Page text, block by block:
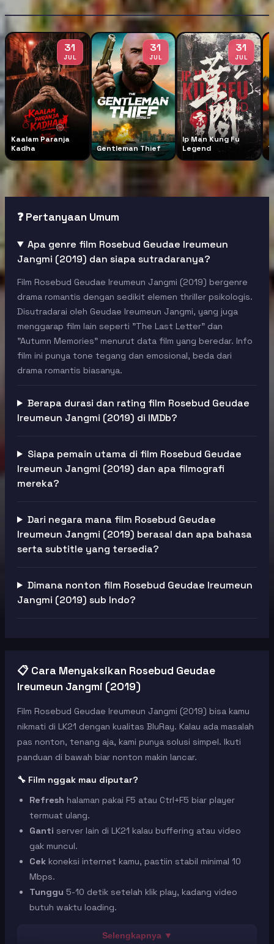
31
JUL
Kaalam Paranja
Kadha
31
JUL
Gentleman Thief
31
JUL
Ip Man Kung Fu
Legend
❓ Pertanyaan Umum
Apa genre film Rosebud Geudae Ireumeun
Jangmi (2019) dan siapa sutradaranya?
Film Rosebud Geudae Ireumeun Jangmi (2019) bergenre
drama romantis dengan sedikit elemen thriller psikologis.
Disutradarai oleh Geudae Ireumeun Jangmi, yang juga
menggarap film lain seperti "The Last Letter" dan
"Autumn Memories" menurut data film yang beredar. Info
film ini punya tone tegang dan emosional, beda dari
drama romantis biasanya.
Berapa durasi dan rating film Rosebud Geudae
Ireumeun Jangmi (2019) di IMDb?
Siapa pemain utama di film Rosebud Geudae
Ireumeun Jangmi (2019) dan apa filmografi
mereka?
Dari negara mana film Rosebud Geudae
Ireumeun Jangmi (2019) berasal dan apa bahasa
serta subtitle yang tersedia?
Dimana nonton film Rosebud Geudae Ireumeun
Jangmi (2019) sub Indo?
📋 Cara Menyaksikan Rosebud Geudae
Ireumeun Jangmi (2019)
Film Rosebud Geudae Ireumeun Jangmi (2019) bisa kamu
nikmati di LK21 dengan kualitas BluRay. Kalau ada masalah
pas nonton, tenang aja, kami punya solusi simpel. Ikuti
panduan di bawah biar nonton makin lancar.
🔧 Film nggak mau diputar?
Refresh halaman pakai F5 atau Ctrl+F5 biar player
termuat ulang.
Ganti server lain di LK21 kalau buffering atau video
gak muncul.
Cek koneksi internet kamu, pastiin stabil minimal 10
Mbps.
Tunggu 5-10 detik setelah klik play, kadang video
butuh waktu loading.
🖥️ Tombol fullscreen nggak jalan?
Selengkapnya ▼